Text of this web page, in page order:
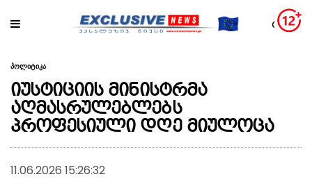
პოლიტიკა
იუსტიციის მინისტრმა
აღმასრულებლებს
პროფესიული დღე მიულოცა
11.06.2026 15:26:32